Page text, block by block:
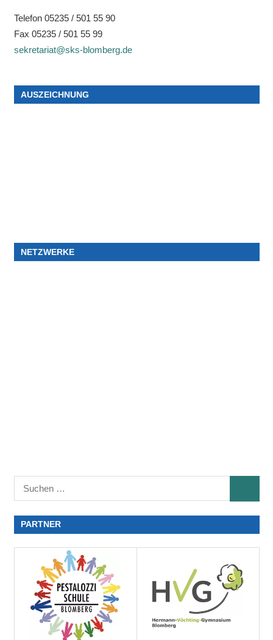
Telefon 05235 / 501 55 90
Fax 05235 / 501 55 99
sekretariat@sks-blomberg.de
AUSZEICHNUNG
NETZWERKE
PARTNER